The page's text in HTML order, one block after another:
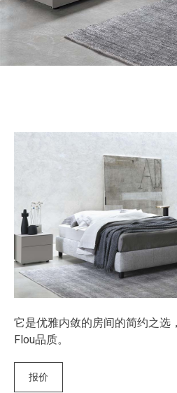
它是优雅内敛的房间的简约之选
Flou品质。
报价